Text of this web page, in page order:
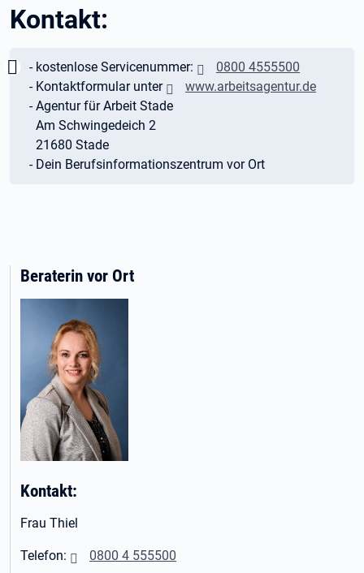
Kontakt:
Wichtig:
- kostenlose Servicenummer:
0800 4555500
- Kontaktformular unter
www.arbeitsagentur.de
- Agentur für Arbeit Stade
Am Schwingedeich 2
21680 Stade
- Dein Berufsinformationszentrum vor Ort
Beraterin vor Ort
Kontakt:
Frau Thiel
Telefon: 0800 4 555500